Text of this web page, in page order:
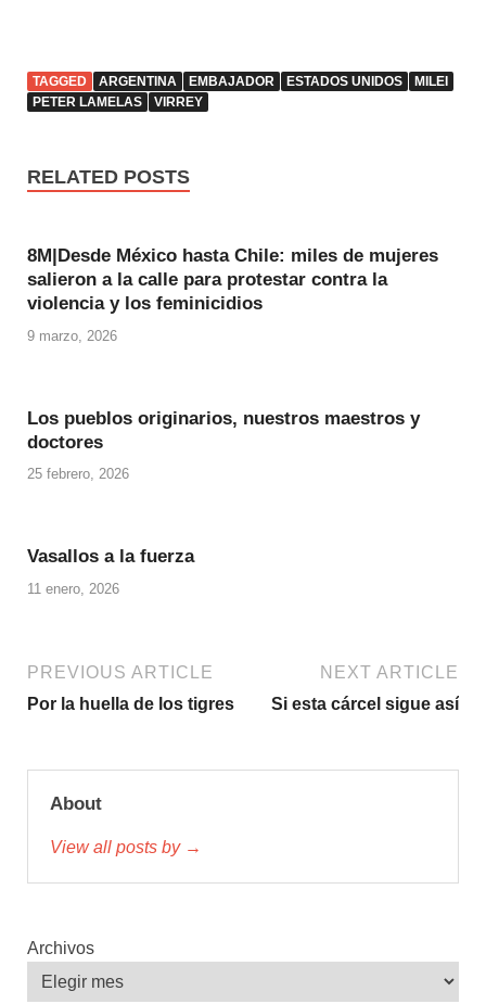
TAGGED ARGENTINA EMBAJADOR ESTADOS UNIDOS
MILEI
PETER LAMELAS
VIRREY
RELATED POSTS
8M|Desde México hasta Chile: miles de mujeres
salieron a la calle para protestar contra la
violencia y los feminicidios
9 marzo, 2026
Los pueblos originarios, nuestros maestros y
doctores
25 febrero, 2026
Vasallos a la fuerza
11 enero, 2026
PREVIOUS ARTICLE
Por la huella de los tigres
NEXT ARTICLE
Si esta cárcel sigue así
About
View all posts by →
Archivos